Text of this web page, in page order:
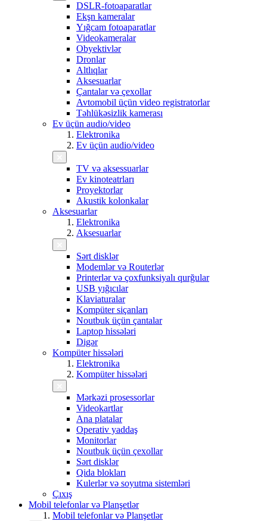
DSLR-fotoaparatlar
Ekşn kameralar
Yığcam fotoaparatlar
Videokameralar
Obyektivlər
Dronlar
Altlıqlar
Aksesuarlar
Çantalar və çexollar
Avtomobil üçün video registratorlar
Təhlükəsizlik kamerası
Ev üçün audio/video
Elektronika
Ev üçün audio/video
TV və aksessuarlar
Ev kinoteatrları
Proyektorlar
Akustik kolonkalar
Aksesuarlar
Elektronika
Aksesuarlar
Sərt disklər
Modemlər və Routerlər
Printerlər və çoxfunksiyalı qurğular
USB yığıcılar
Klaviaturalar
Kompüter siçanları
Noutbuk üçün çantalar
Laptop hissələri
Digər
Kompüter hissələri
Elektronika
Kompüter hissələri
Mərkəzi prosessorlar
Videokartlar
Ana platalar
Operativ yaddaş
Monitorlar
Noutbuk üçün çexollar
Sərt disklər
Qida blokları
Kulerlər və soyutma sistemləri
Çıxış
Mobil telefonlar və Planşetlər
Mobil telefonlar və Planşetlər